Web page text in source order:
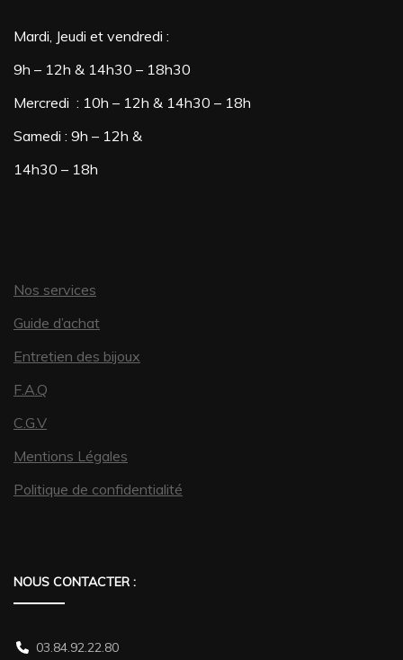
Mardi, Jeudi et vendredi :
9h – 12h & 14h30 – 18h30
Mercredi : 10h – 12h & 14h30 – 18h
Samedi : 9h – 12h &
14h30 – 18h
Nos services
Guide d’achat
Entretien des bijoux
F.A.Q
C.G.V
Mentions Légales
Politique de confidentialité
NOUS CONTACTER :
03.84.92.22.80